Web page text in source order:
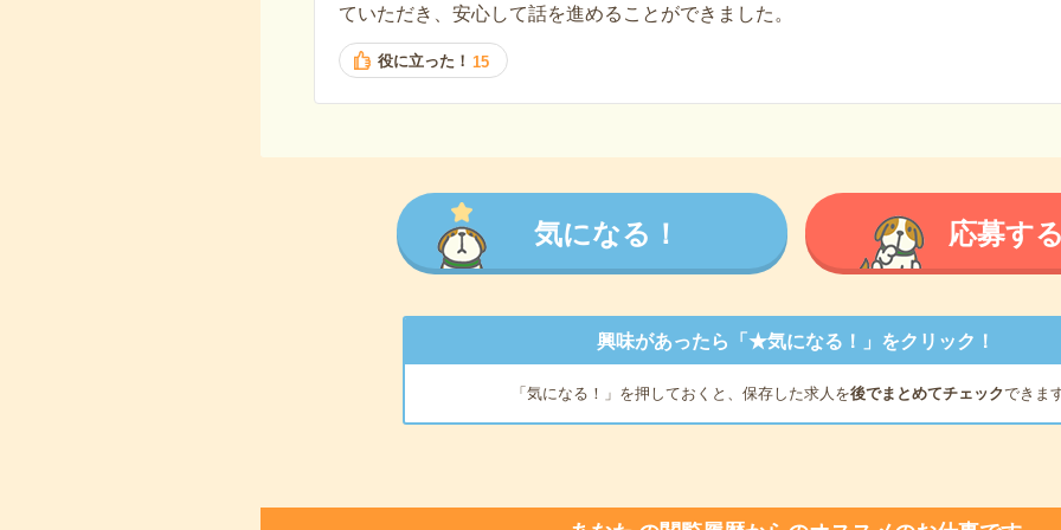
ていただき、安心して話を進めることができました。
役に立った！ 15
気になる！ 応募す
興味があったら「★気になる！」をクリック！
「気になる！」を押しておくと、保存した求人を後でまとめてチェックできま